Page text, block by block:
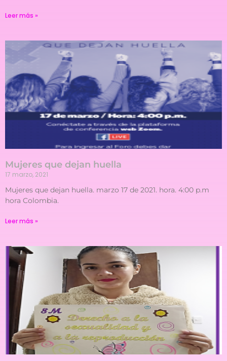
Leer más »
Mujeres que dejan huella
17 marzo, 2021
Mujeres que dejan huella. marzo 17 de 2021. hora. 4:00 p.m
hora Colombia.
Leer más »